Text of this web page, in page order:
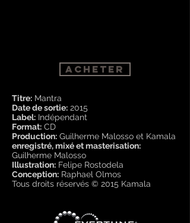
acheter
Titre: Mantra
Date de sortie: 2015
Label: Indépendant
Format: CD
Production: Guilherme Malosso et Kamala
enregistré, mixé et masterisation:
Guilherme Malosso
Illustration: Felipe Rostodela
Conception: Raphael Olmos
Tous droits réservés © 2015 Kamala